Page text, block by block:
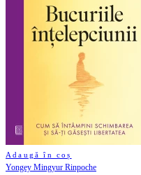
Adaugă în coș
Yongey Mingyur Rinpoche